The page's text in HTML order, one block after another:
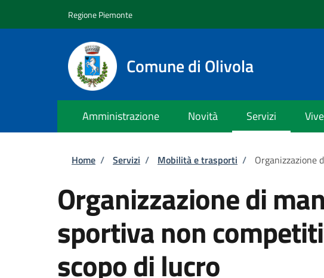
Regione Piemonte
Comune di Olivola
Amministrazione Novità Servizi
Briciole di pane
Home / Servizi / Mobilità e trasporti / Organizzazione
Organizzazione di
sportiva non
scopo di lucro